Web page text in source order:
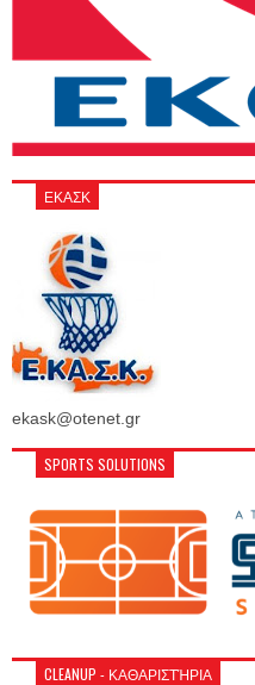
ΕΚΑΣΚ
ekask@otenet.gr
SPORTS SOLUTIONS
CLEANUP - ΚΑΘΑΡΙΣΤΉΡΙΑ